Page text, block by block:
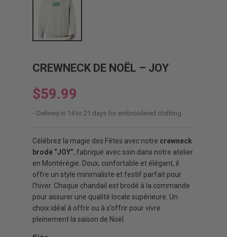
CREWNECK DE NOËL – JOY
$59.99
Delivery in 14 to 21 days for embroidered clothing
Célébrez la magie des Fêtes avec notre crewneck
brodé “JOY”, fabriqué avec soin dans notre atelier
en Montérégie. Doux, confortable et élégant, il
offre un style minimaliste et festif parfait pour
l’hiver. Chaque chandail est brodé à la commande
pour assurer une qualité locale supérieure. Un
choix idéal à offrir ou à s’offrir pour vivre
pleinement la saison de Noël.